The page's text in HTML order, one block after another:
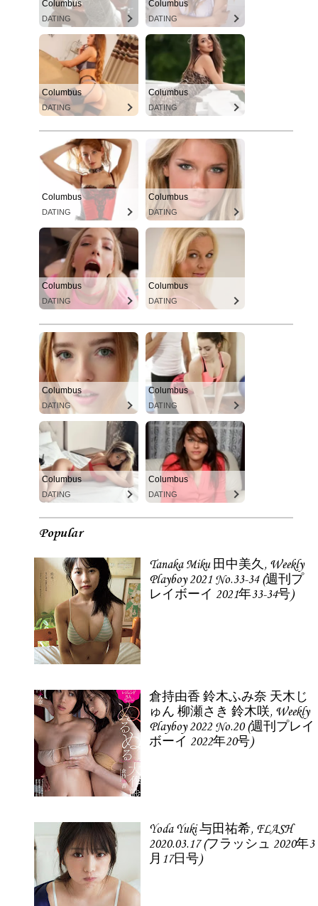
Columbus
DATING
Columbus
DATING
Columbus
DATING
Columbus
DATING
Columbus
DATING
Columbus
DATING
Columbus
DATING
Columbus
DATING
Columbus
DATING
Columbus
DATING
Columbus
DATING
Columbus
DATING
Popular
Tanaka Miku 田中美久, Weekly
Playboy 2021 No.33-34 (週刊プ
レイボーイ 2021年33-34号)
倉持由香 鈴木ふみ奈 天木じ
ゅん 柳瀬さき 鈴木咲, Weekly
Playboy 2022 No.20 (週刊プレイ
ボーイ 2022年20号)
Yoda Yuki 与田祐希, FLASH
2020.03.17 (フラッシュ 2020年3
月17日号)